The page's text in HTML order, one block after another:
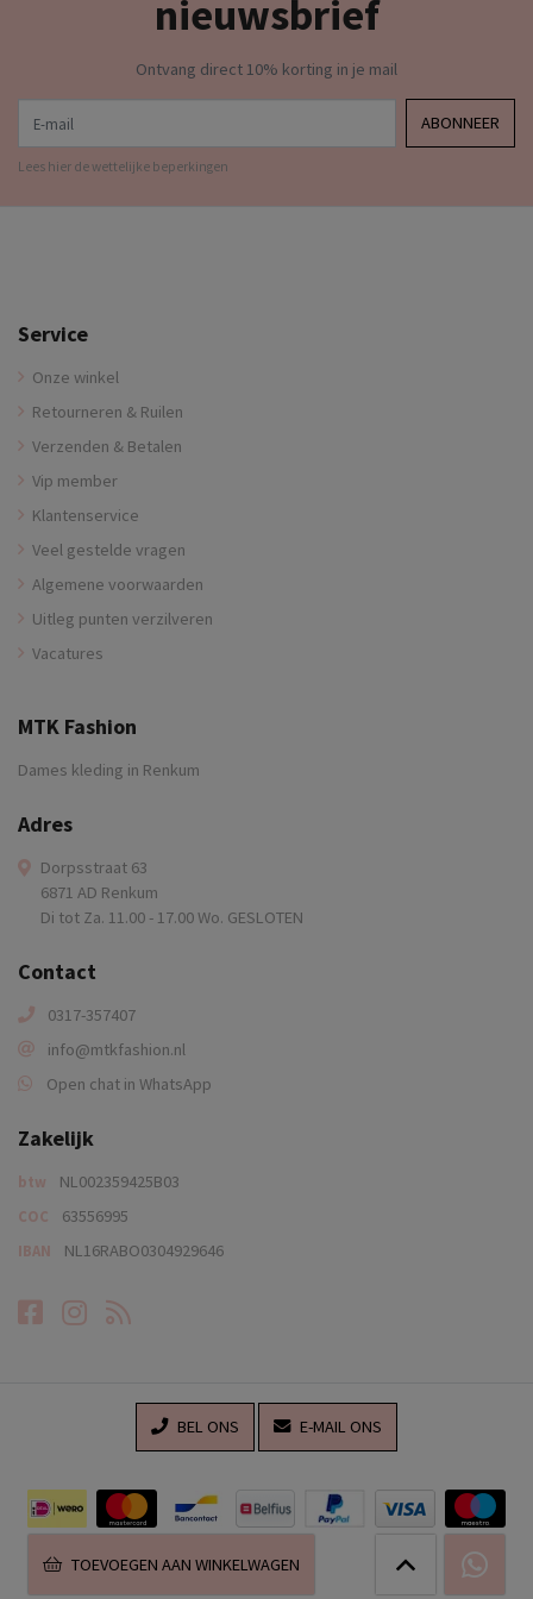
TOEVOEGEN AAN WINKELWAGEN
nieuwsbrief
Ontvang direct 10% korting in je mail
ABONNEER
Lees hier de wettelijke beperkingen
Service
Onze winkel
Retourneren & Ruilen
Verzenden & Betalen
Vip member
Klantenservice
Veel gestelde vragen
Algemene voorwaarden
Uitleg punten verzilveren
Vacatures
MTK Fashion
Dames kleding in Renkum
Adres
Dorpsstraat 63
6871 AD Renkum
Di tot Za. 11.00 - 17.00 Wo. GESLOTEN
Contact
0317-357407
info@mtkfashion.nl
Open chat in WhatsApp
Zakelijk
btw NL002359425B03
COC 63556995
IBAN NL16RABO0304929646
Facebook
Instagram
RSS-feed
BEL ONS E-MAIL ONS